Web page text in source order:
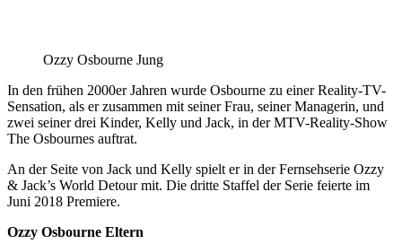
Ozzy Osbourne Jung
In den frühen 2000er Jahren wurde Osbourne zu einer Reality-TV-
Sensation, als er zusammen mit seiner Frau, seiner Managerin, und
zwei seiner drei Kinder, Kelly und Jack, in der MTV-Reality-Show
The Osbournes auftrat.
An der Seite von Jack und Kelly spielt er in der Fernsehserie Ozzy
& Jack’s World Detour mit. Die dritte Staffel der Serie feierte im
Juni 2018 Premiere.
Ozzy Osbourne Eltern